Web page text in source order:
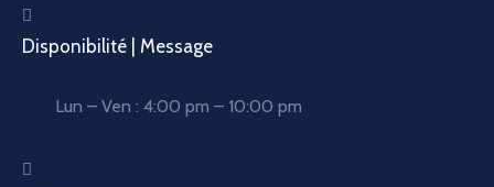
Disponibilité | Message
Lun – Ven : 4:00 pm – 10:00 pm